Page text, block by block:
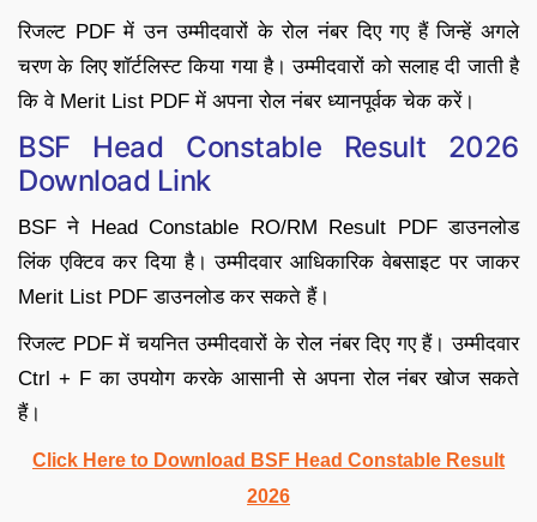
रिजल्ट PDF में उन उम्मीदवारों के रोल नंबर दिए गए हैं जिन्हें अगले
चरण के लिए शॉर्टलिस्ट किया गया है। उम्मीदवारों को सलाह दी जाती है
कि वे Merit List PDF में अपना रोल नंबर ध्यानपूर्वक चेक करें।
BSF Head Constable Result 2026
Download Link
BSF ने Head Constable RO/RM Result PDF डाउनलोड
लिंक एक्टिव कर दिया है। उम्मीदवार आधिकारिक वेबसाइट पर जाकर
Merit List PDF डाउनलोड कर सकते हैं।
रिजल्ट PDF में चयनित उम्मीदवारों के रोल नंबर दिए गए हैं। उम्मीदवार
Ctrl + F का उपयोग करके आसानी से अपना रोल नंबर खोज सकते
हैं।
Click Here to Download BSF Head Constable Result
2026